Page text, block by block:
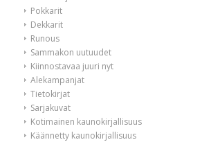
Pokkarit
Dekkarit
Runous
Sammakon uutuudet
Kiinnostavaa juuri nyt
Alekampanjat
Tietokirjat
Sarjakuvat
Kotimainen kaunokirjallisuus
Käännetty kaunokirjallisuus